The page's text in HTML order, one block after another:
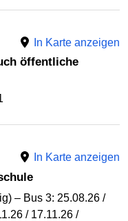
In Karte anzeigen
In Karte anzeigen
– Bus 3: 25.08.26 /
/ 17.11.26 /